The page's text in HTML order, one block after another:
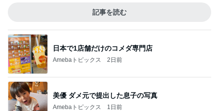
記事を読む
日本で1店舗だけのコメダ専門店
Amebaトピックス 2日前
美優 ダメ元で提出した息子の写真
Amebaトピックス 1日前